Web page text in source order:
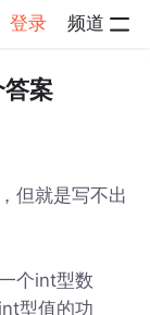
登录 频道
案
但就是写不出
个int型数
型值的功